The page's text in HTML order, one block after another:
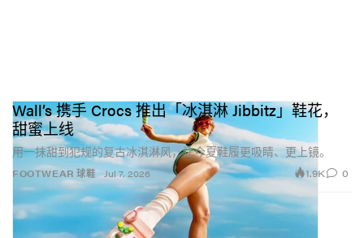
FOOTWEAR 球鞋
Wall’s 携手 Crocs 推出「冰淇淋 Jibbitz」鞋花，
甜蜜上线
用一抹甜到犯规的复古冰淇淋风，让今夏鞋履更吸睛、更上镜。
Jul 7, 2026 1.9K 0